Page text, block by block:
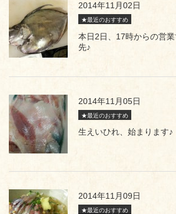
2014年11月02日
★最近のおすすめ
本日2日、17時からの営
先♪
2014年11月05日
★最近のおすすめ
生えいひれ、始まります♪
2014年11月09日
★最近のおすすめ